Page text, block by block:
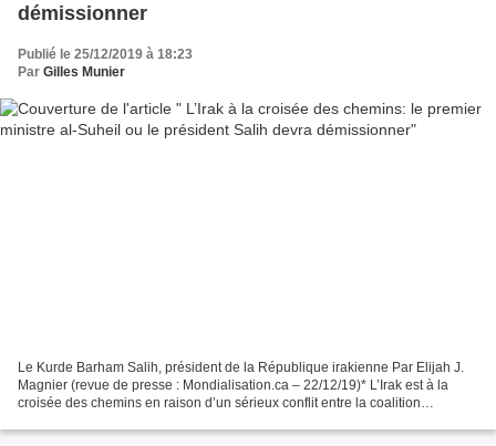
démissionner
Publié le 25/12/2019 à 18:23
Par Gilles Munier
Le Kurde Barham Salih, président de la République irakienne Par Elijah J.
Magnier (revue de presse : Mondialisation.ca – 22/12/19)* L’Irak est à la
croisée des chemins en raison d’un sérieux conflit entre la coalition